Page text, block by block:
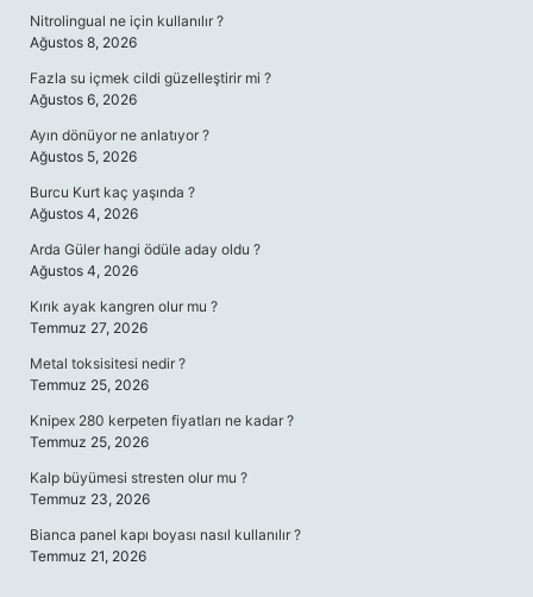
Nitrolingual ne için kullanılır ?
Ağustos 8, 2026
Fazla su içmek cildi güzelleştirir mi ?
Ağustos 6, 2026
Ayın dönüyor ne anlatıyor ?
Ağustos 5, 2026
Burcu Kurt kaç yaşında ?
Ağustos 4, 2026
Arda Güler hangi ödüle aday oldu ?
Ağustos 4, 2026
Kırık ayak kangren olur mu ?
Temmuz 27, 2026
Metal toksisitesi nedir ?
Temmuz 25, 2026
Knipex 280 kerpeten fiyatları ne kadar ?
Temmuz 25, 2026
Kalp büyümesi stresten olur mu ?
Temmuz 23, 2026
Bianca panel kapı boyası nasıl kullanılır ?
Temmuz 21, 2026